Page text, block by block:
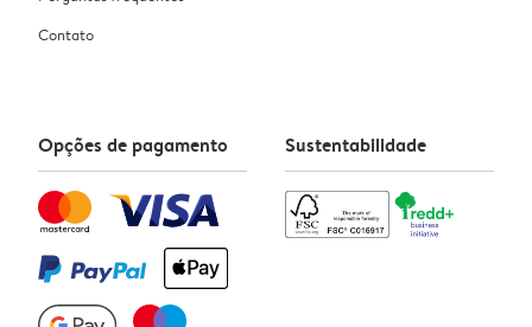
Contato
Opções de pagamento Sustentabilidade